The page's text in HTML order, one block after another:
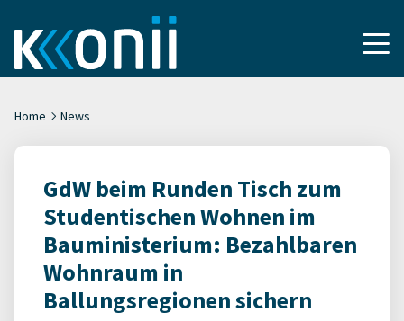
Home News
GdW beim Runden Tisch zum
Studentischen Wohnen im
Bauministerium: Bezahlbaren
Wohnraum in
Ballungsregionen sichern